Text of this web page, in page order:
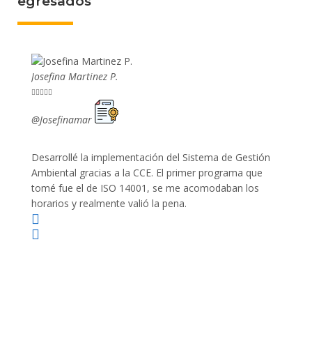
Josefina Martinez P.

@Josefinamar
Desarrollé la implementación del Sistema de Gestión
Ambiental gracias a la CCE. El primer programa que
tomé fue el de ISO 14001, se me acomodaban los
horarios y realmente valió la pena.